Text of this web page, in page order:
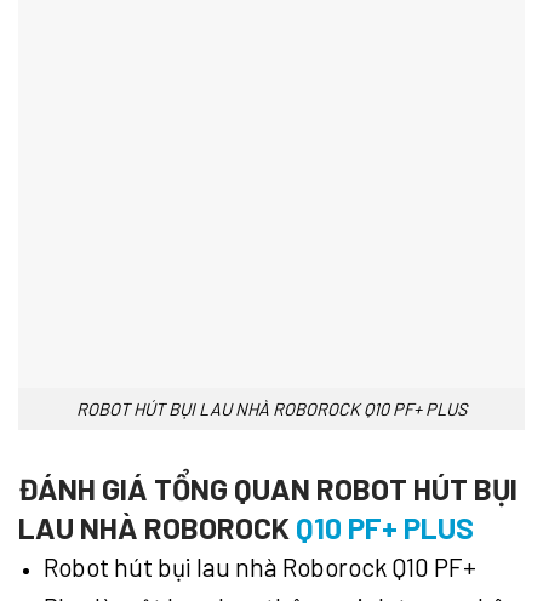
ROBOT HÚT BỤI LAU NHÀ ROBOROCK Q10 PF+ PLUS
ĐÁNH GIÁ TỔNG QUAN ROBOT HÚT BỤI
LAU NHÀ ROBOROCK Q10 PF+ PLUS
Robot hút bụi lau nhà Roborock Q10 PF+